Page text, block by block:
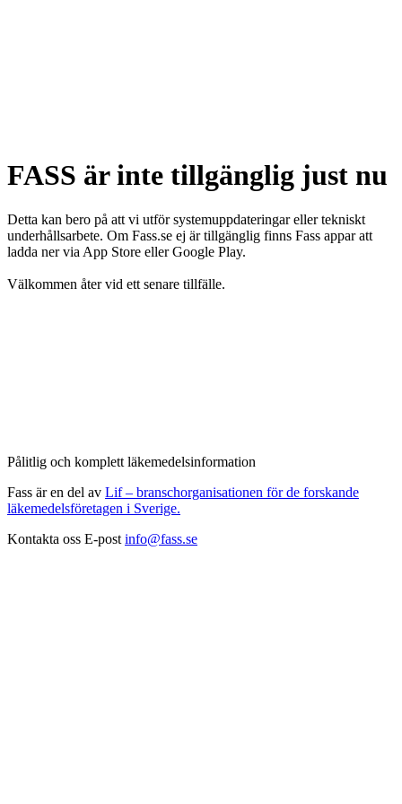
FASS är inte tillgänglig just nu
Detta kan bero på att vi utför systemuppdateringar eller tekniskt
underhållsarbete. Om Fass.se ej är tillgänglig finns Fass appar att
ladda ner via App Store eller Google Play.
Välkommen åter vid ett senare tillfälle.
Pålitlig och komplett läkemedelsinformation
Fass är en del av Lif – branschorganisationen för de forskande
läkemedelsföretagen i Sverige.
Kontakta oss E-post info@fass.se